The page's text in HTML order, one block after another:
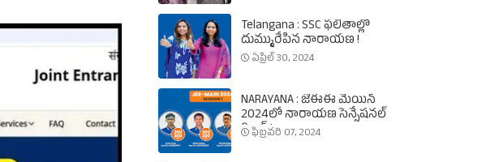
Telangana : SSC ఫలితాల్లో
దుమ్మురేపిన నారాయణ !
ఏప్రిల్ 30, 2024
NARAYANA : జేఈఈ మెయిన్‌
2024లో నారాయణ సెన్సేషనల్‌
రికార్డ్‌ !
ఫిబ్రవరి 07, 2024